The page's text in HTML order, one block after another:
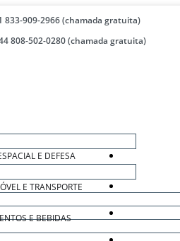
833-909-2966 (chamada gratuita)
808-502-0280 (chamada gratuita)
E DEFESA
E TRANSPORTE
E BEBIDAS